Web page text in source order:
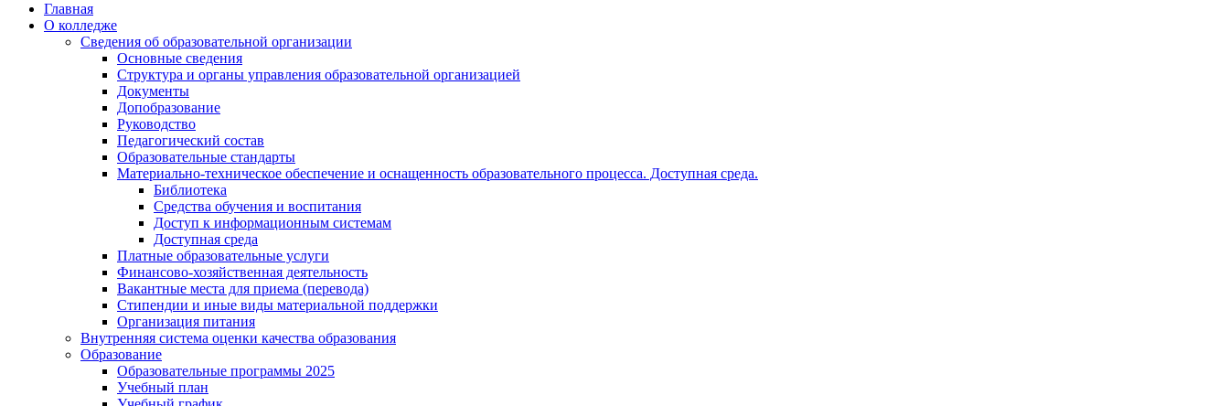
Главная
О колледже
Сведения об образовательной организации
Основные сведения
Структура и органы управления образовательной организацией
Документы
Допобразование
Руководство
Педагогический состав
Образовательные стандарты
Материально-техническое обеспечение и оснащенность образовательного процесса. Доступная среда.
Библиотека
Средства обучения и воспитания
Доступ к информационным системам
Доступная среда
Платные образовательные услуги
Финансово-хозяйственная деятельность
Вакантные места для приема (перевода)
Стипендии и иные виды материальной поддержки
Организация питания
Внутренняя система оценки качества образования
Образование
Образовательные программы 2025
Учебный план